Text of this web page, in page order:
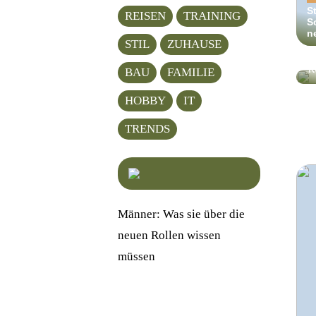
REISEN TRAINING
STIL ZUHAUSE
BAU FAMILIE
HOBBY IT
TRENDS
Männer: Was sie über die
neuen Rollen wissen
müssen